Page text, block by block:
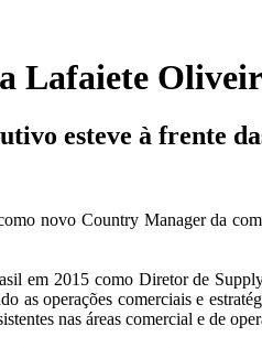
Lafaiete
esteve à frente
novo Country Manager da
em 2015 como Diretor de
as operações comerciais e
nas áreas comercial e de